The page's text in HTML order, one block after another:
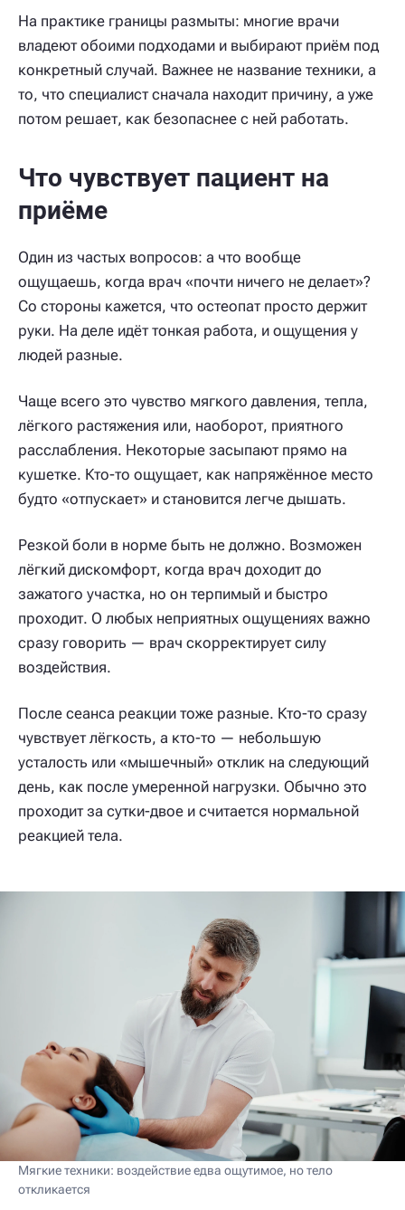
На практике границы размыты: многие врачи
владеют обоими подходами и выбирают приём под
конкретный случай. Важнее не название техники, а
то, что специалист сначала находит причину, а уже
потом решает, как безопаснее с ней работать.
Что чувствует пациент на
приёме
Один из частых вопросов: а что вообще
ощущаешь, когда врач «почти ничего не делает»?
Со стороны кажется, что остеопат просто держит
руки. На деле идёт тонкая работа, и ощущения у
людей разные.
Чаще всего это чувство мягкого давления, тепла,
лёгкого растяжения или, наоборот, приятного
расслабления. Некоторые засыпают прямо на
кушетке. Кто-то ощущает, как напряжённое место
будто «отпускает» и становится легче дышать.
Резкой боли в норме быть не должно. Возможен
лёгкий дискомфорт, когда врач доходит до
зажатого участка, но он терпимый и быстро
проходит. О любых неприятных ощущениях важно
сразу говорить — врач скорректирует силу
воздействия.
После сеанса реакции тоже разные. Кто-то сразу
чувствует лёгкость, а кто-то — небольшую
усталость или «мышечный» отклик на следующий
день, как после умеренной нагрузки. Обычно это
проходит за сутки-двое и считается нормальной
реакцией тела.
Мягкие техники: воздействие едва ощутимое, но тело
откликается